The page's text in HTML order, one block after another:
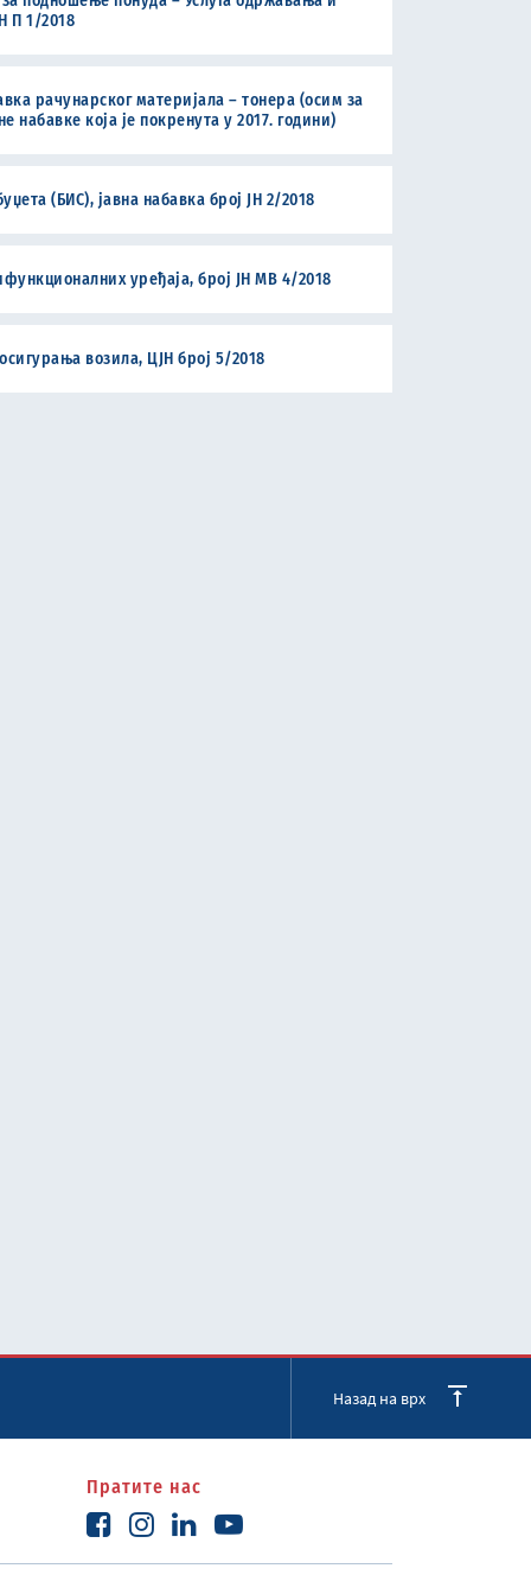
П 1/2018
рачунарског материјала – тонера (осим за
набавке која је покренута у 2017. години)
(БИС), јавна набавка број ЈН 2/2018
уређаја, број ЈН МВ 4/2018
возила, ЦЈН број 5/2018
Назад на врх
Пратите нас